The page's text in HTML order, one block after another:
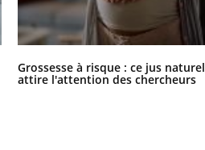
Grossesse à risque : ce jus naturel
attire l'attention des chercheurs